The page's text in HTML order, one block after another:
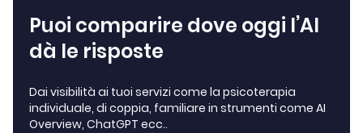
Puoi comparire dove oggi l’AI
dà le risposte
Dai visibilità ai tuoi servizi come la psicoterapia
individuale, di coppia, familiare in strumenti come AI
Overview, ChatGPT ecc..